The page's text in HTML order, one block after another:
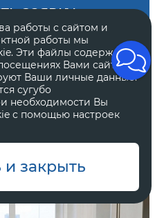
заявку
работы с сайтом и
работы мы
Эти файлы содержат
Вами сайта.
Ваши личные данные.
сугубо
необходимости Вы
с помощью настроек
закрыть